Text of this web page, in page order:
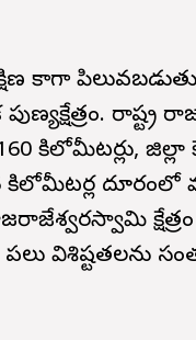
కాశీగా
రాష్ట్ర
కిలోమీటర్లు, జిల్లా
కిలోమీటర్ల దూరంలో
విశిష్టతలను